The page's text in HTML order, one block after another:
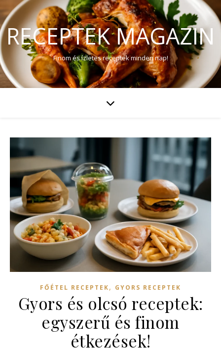
RECEPTEK MAGAZIN
Finom és ízletes receptek minden nap!
FŐÉTEL RECEPTEK, GYORS RECEPTEK
Gyors és olcsó receptek:
egyszerű és finom
étkezések!